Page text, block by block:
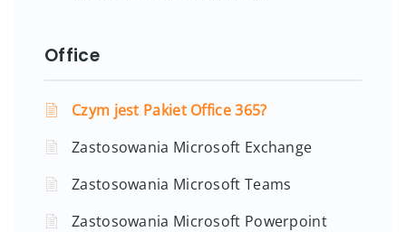
Office
Czym jest Pakiet Office 365?
Zastosowania Microsoft Exchange
Zastosowania Microsoft Teams
Zastosowania Microsoft Powerpoint